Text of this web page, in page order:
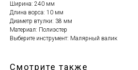
Ширина: 240 мм
Длина ворса: 10 мм
Диаметр втулки: 38 мм
Материал: Полиэстер
Выберите инструмент: Малярный валик
Смотрите также